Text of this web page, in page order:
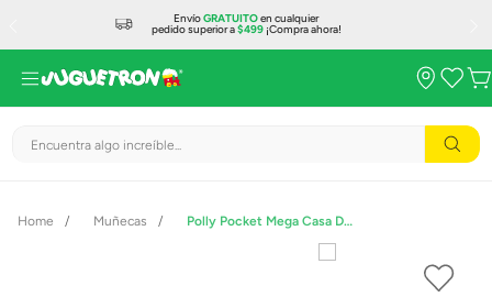
EnvíoGRATUITOen cualquier
pedido superior a$499¡Compra ahora!
Encuentra algo increíble...
Muñecas Polly Pocket Mega Casa De Sorpresas con 13 Habitaciones